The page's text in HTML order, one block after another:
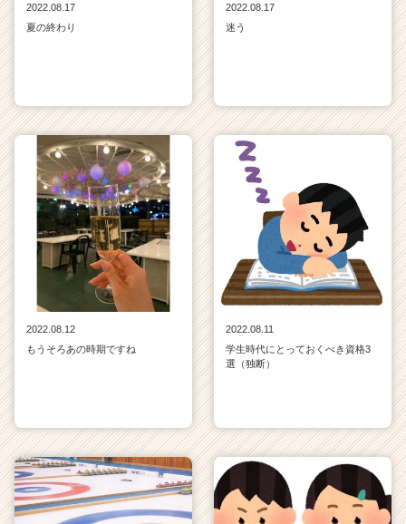
2022.08.17
夏の終わり
2022.08.17
迷う
2022.08.12
もうそろあの時期ですね
2022.08.11
学生時代にとっておくべき資格3
選（独断）